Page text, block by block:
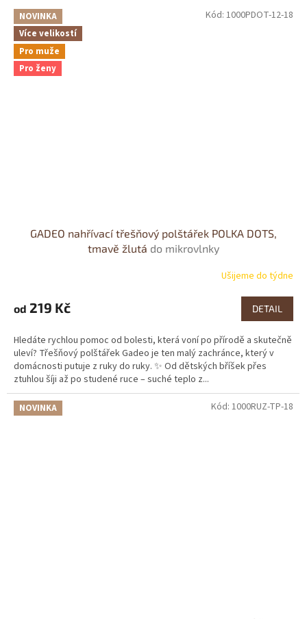
NOVINKA
Více velikostí
Pro muže
Pro ženy
GADEO nahřívací třešňový polštářek POLKA DOTS,
tmavě žlutá do mikrovlnky
Ušijeme do týdne
od 219 Kč DETAIL
Hledáte rychlou pomoc od bolesti, která voní po přírodě a skutečně
uleví? Třešňový polštářek Gadeo je ten malý zachránce, který v
domácnosti putuje z ruky do ruky. ✨ Od dětských bříšek přes
ztuhlou šíji až po studené ruce – suché teplo z...
Kód: 1000PDOT-12-18
NOVINKA Kód: 1000RUZ-TP-18